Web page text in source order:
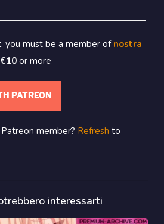
you must be a member of nostra
or more
PATREON
member? Refresh to
interessarti